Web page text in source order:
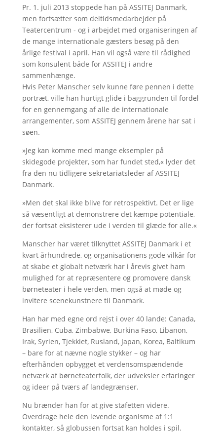
Pr. 1. juli 2013 stoppede han på ASSITEJ Danmark,
men fortsætter som deltidsmedarbejder på
Teatercentrum - og i arbejdet med organiseringen af
de mange internationale gæsters besøg på den
årlige festival i april. Han vil også være til rådighed
som konsulent både for ASSITEJ i andre
sammenhænge.
Hvis Peter Manscher selv kunne føre pennen i dette
portræt, ville han hurtigt glide i baggrunden til fordel
for en gennemgang af alle de internationale
arrangementer, som ASSITEJ gennem årene har sat i
søen.
»Jeg kan komme med mange eksempler på
skidegode projekter, som har fundet sted,« lyder det
fra den nu tidligere sekretariatsleder af ASSITEJ
Danmark.
»Men det skal ikke blive for retrospektivt. Det er lige
så væsentligt at demonstrere det kæmpe potentiale,
der fortsat eksisterer ude i verden til glæde for alle.«
Manscher har været tilknyttet ASSITEJ Danmark i et
kvart århundrede, og organisationens gode vilkår for
at skabe et globalt netværk har i årevis givet ham
mulighed for at repræsentere og promovere dansk
børneteater i hele verden, men også at møde og
invitere scenekunstnere til Danmark.
Han har med egne ord rejst i over 40 lande: Canada,
Brasilien, Cuba, Zimbabwe, Burkina Faso, Libanon,
Irak, Syrien, Tjekkiet, Rusland, Japan, Korea, Baltikum
– bare for at nævne nogle stykker – og har
efterhånden opbygget et verdensomspændende
netværk af børneteaterfolk, der udveksler erfaringer
og ideer på tværs af landegrænser.
Nu brænder han for at give stafetten videre.
Overdrage hele den levende organisme af 1:1
kontakter, så globussen fortsat kan holdes i spil.